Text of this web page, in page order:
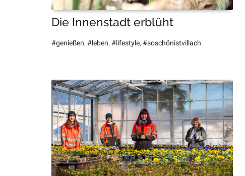
Die Innenstadt erblüht
#genießen, #leben, #lifestyle, #soschönistvillach